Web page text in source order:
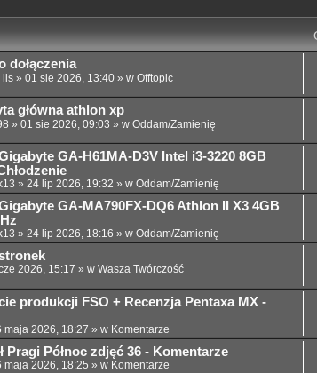
dołączenia
lis » 01 sie 2026, 13:40 » w Offtopic
główna athlon xp
» 01 sie 2026, 09:03 » w Oddam/Zamienię
GA-H61MA-D3V Intel i3-3220 8GB
» 24 lip 2026, 19:32 » w Oddam/Zamienię
GA-MA790FX-DQ6 Athlon II X3 4GB
» 24 lip 2026, 18:16 » w Oddam/Zamienię
2026, 15:17 » w Wasza Twórczość
produkcji FSO + Recenzja Pentaxa MX -
maja 2026, 18:27 » w Komentarze
Pragi Północ zdjęć 36 - Komentarze
maja 2026, 18:25 » w Komentarze